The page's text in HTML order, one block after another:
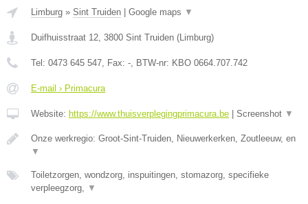
Limburg » Sint Truiden Google maps ▼
Duifhuisstraat 12, 3800 Sint Truiden (Limburg)
Tel: 0473 645 547, Fax: -, BTW-nr: KBO 0664.707.742
E-mail › Primacura
Website: https://www.thuisverplegingprimacura.be Screenshot ▼
Onze werkregio: Groot-Sint-Truiden, Nieuwerkerken, Zoutleeuw, en
▼
Toiletzorgen, wondzorg, inspuitingen, stomazorg, specifieke
verpleegzorg, ▼